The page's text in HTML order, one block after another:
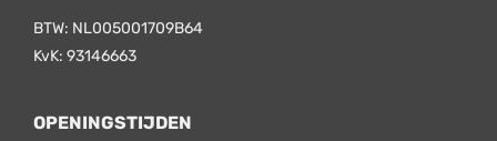
BTW: NL005001709B64
KvK: 93146663
OPENINGSTIJDEN